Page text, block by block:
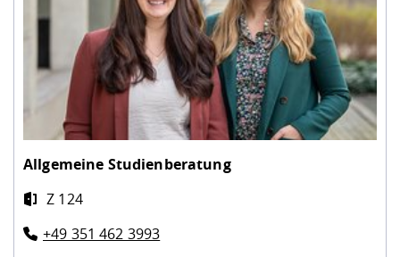
Allgemeine Studienberatung
Z 124
+49 351 462 3993